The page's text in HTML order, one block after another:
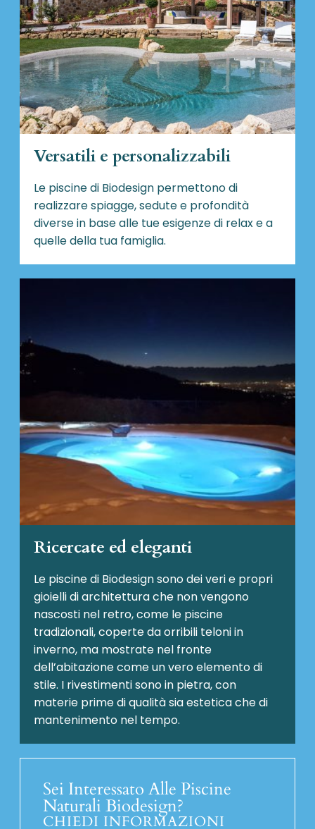
Versatili e personalizzabili
Le piscine di Biodesign permettono di
realizzare spiagge, sedute e profondità
diverse in base alle tue esigenze di relax e a
quelle della tua famiglia.
Ricercate ed eleganti
Le piscine di Biodesign sono dei veri e propri
gioielli di architettura che non vengono
nascosti nel retro, come le piscine
tradizionali, coperte da orribili teloni in
inverno, ma mostrate nel fronte
dell’abitazione come un vero elemento di
stile. I rivestimenti sono in pietra, con
materie prime di qualità sia estetica che di
mantenimento nel tempo.
Sei Interessato Alle Piscine
Naturali Biodesign?
CHIEDI INFORMAZIONI